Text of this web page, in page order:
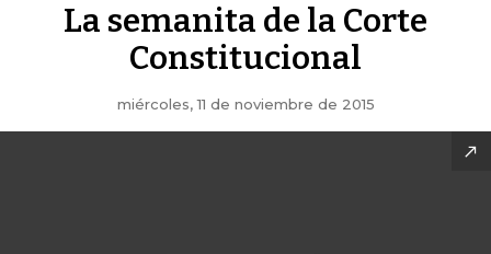
La semanita de la Corte
Constitucional
miércoles, 11 de noviembre de 2015